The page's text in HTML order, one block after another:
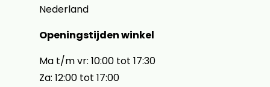
Nederland
Openingstijden winkel
Ma t/m vr: 10:00 tot 17:30
Za: 12:00 tot 17:00